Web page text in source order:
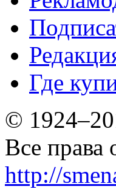
Где
©
Все права
http://